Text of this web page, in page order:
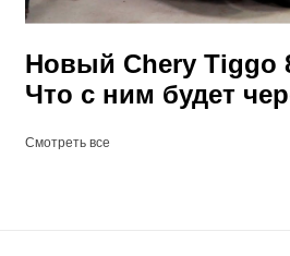
Новый Chery Tiggo
Что с ним будет
Смотреть все